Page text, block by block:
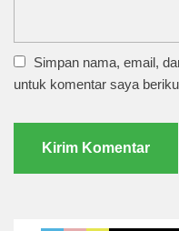
Simpan nama, email,
untuk komentar saya